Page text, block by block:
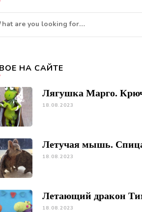
НА САЙТЕ
Лягушка Марго.
18.08.2023
Летучая мышь.
18.08.2023
Летающий дракон
18.08.2023